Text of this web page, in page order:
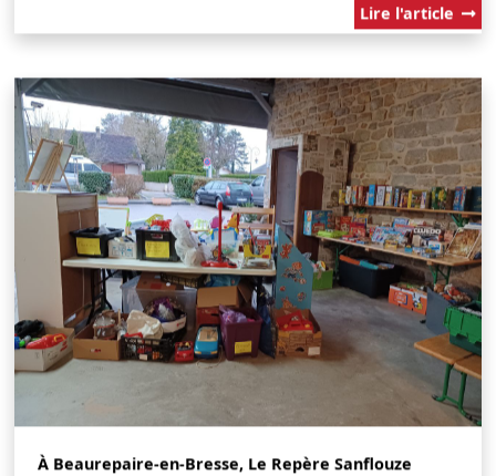
Lire l'article
À Beaurepaire-en-Bresse, Le Repère Sanflouze